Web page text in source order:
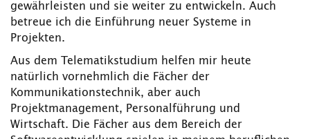
Blogs Kontakt und Anfahrt Webmail Moodle
TH Online-Portal
gewährleisten und sie weiter zu entwickeln. Auch
betreue ich die Einführung neuer Systeme in
Projekten.
Aus dem Telematikstudium helfen mir heute
natürlich vornehmlich die Fächer der
Kommunikationstechnik, aber auch
Projektmanagement, Personalführung und
Wirtschaft. Die Fächer aus dem Bereich der